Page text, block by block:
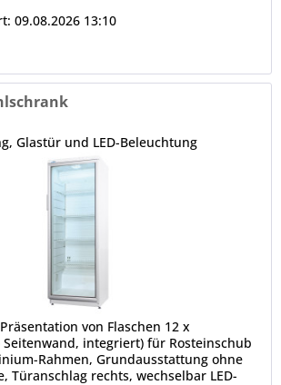
09.08.2026 13:10
Glastür und LED-Beleuchtung
von Flaschen 12 x
integriert) für Rosteinschub
Rahmen, Grundausstattung ohne
Türanschlag rechts, wechselbar LED-